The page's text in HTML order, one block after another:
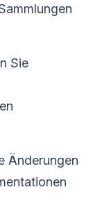
Sie
Änderungen